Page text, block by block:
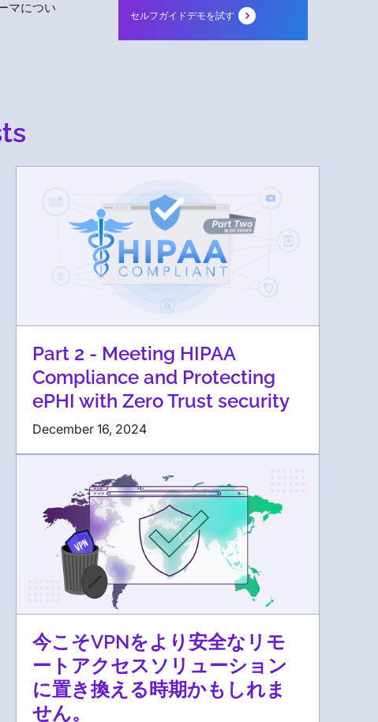
マについ
セルフガイドデモを試す
Part 2 - Meeting HIPAA
Compliance and Protecting
ePHI with Zero Trust security
December 16, 2024
今こそVPNをより安全なリモ
ートアクセスソリューション
に置き換える時期かもしれま
せん。